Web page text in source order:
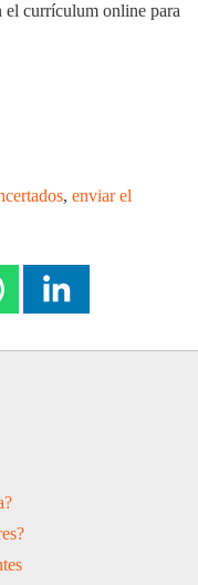
el currículum online para
, enviar el